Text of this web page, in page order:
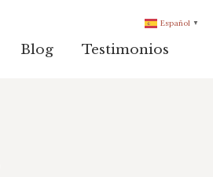
Blog Testimonios
Español ▼